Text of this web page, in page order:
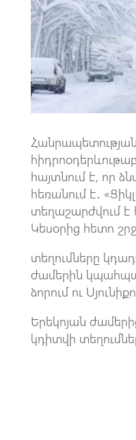
հայտնում է, որ
հեռանում է․
տեղաշարժվում է
Կեսօրից հետո
տեղումները
ժամերին
ձորում ու
Երեկոյան
կդիտվի